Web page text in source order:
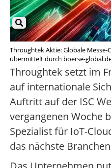
Throughtek Aktie: Globale
übermittelt durch boerse-
Throughtek setzt im
auf internationale
Auftritt auf der ISC
vergangenen Woche
Spezialist für IoT-
das nächste